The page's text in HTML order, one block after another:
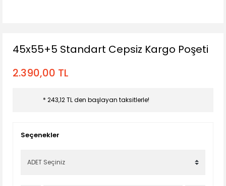
45x55+5 Standart Cepsiz Kargo Poşeti
2.390,00 TL
* 243,12 TL den başlayan taksitlerle!
Seçenekler